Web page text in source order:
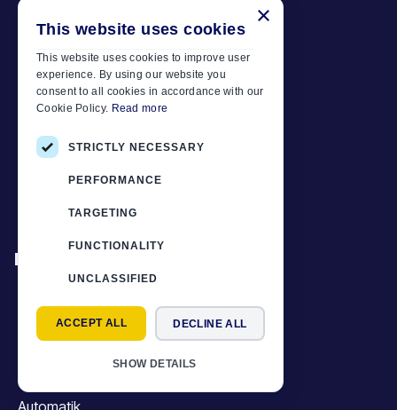
Unsere Preise beinhalten immer
Miettipps
Kontaktieren Sie uns
Datenschutzbestimmungen
Fahrzeuggruppen
Kleinwagen
Oberklasse
×
This website uses cookies
This website uses cookies to improve user
experience. By using our website you
consent to all cookies in accordance with our
Cookie Policy. Read more
STRICTLY NECESSARY
PERFORMANCE
TARGETING
FUNCTIONALITY
UNCLASSIFIED
ACCEPT ALL DECLINE ALL
SHOW DETAILS